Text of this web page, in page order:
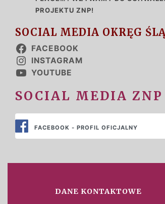
PROJEKTU ZNP!
SOCIAL MEDIA OKRĘG
FACEBOOK
INSTAGRAM
YOUTUBE
SOCIAL MEDIA ZNP
FACEBOOK - PROFIL OFICJALNY
DANE KONTAKTOWE